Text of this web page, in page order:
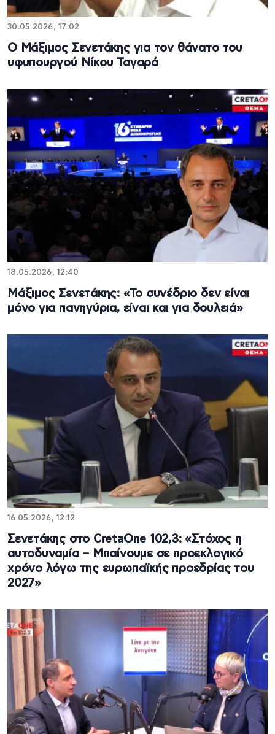
30.05.2026, 17:02
Ο Μάξιμος Σενετάκης για τον θάνατο του
υφυπουργού Νίκου Ταγαρά
18.05.2026, 12:40
Μάξιμος Σενετάκης: «Το συνέδριο δεν είναι
μόνο για πανηγύρια, είναι και για δουλειά»
16.05.2026, 12:12
Σενετάκης στο CretaOne 102,3: «Στόχος η
αυτοδυναμία – Μπαίνουμε σε προεκλογικό
χρόνο λόγω της ευρωπαϊκής προεδρίας του
2027»